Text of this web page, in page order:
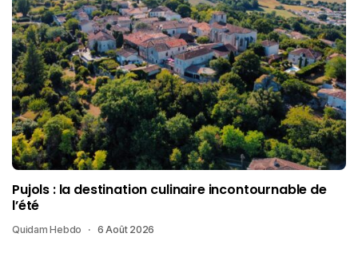
Pujols : la destination culinaire incontournable de
l’été
Quidam Hebdo 6 Août 2026